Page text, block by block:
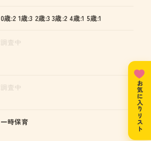
0歳:2 1歳:3 2歳:3 3歳:2 4歳:1 5歳:1
一時保育 お気に入りリスト